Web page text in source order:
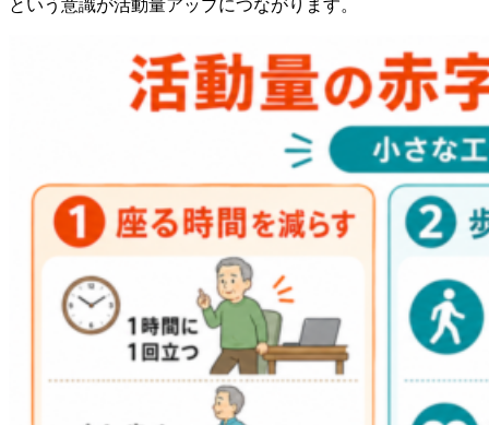
という意識が活動量アップにつながります。